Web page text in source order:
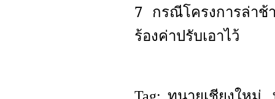
7 กรณีโครงการล่าช้
ร้องค่าปรับเอาไว้